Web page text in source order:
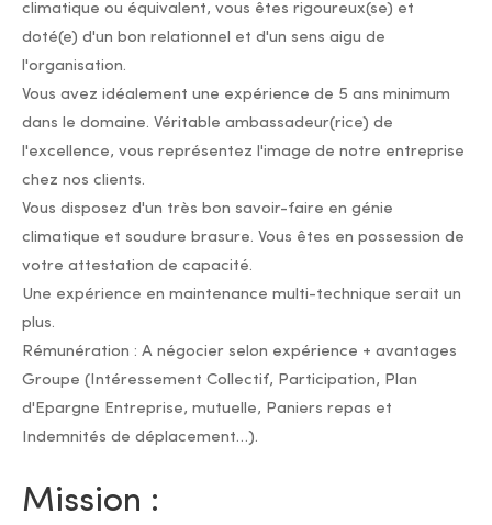
climatique ou équivalent, vous êtes rigoureux(se) et
doté(e) d'un bon relationnel et d'un sens aigu de
l'organisation.
Vous avez idéalement une expérience de 5 ans minimum
dans le domaine. Véritable ambassadeur(rice) de
l'excellence, vous représentez l'image de notre entreprise
chez nos clients.
Vous disposez d'un très bon savoir-faire en génie
climatique et soudure brasure. Vous êtes en possession de
votre attestation de capacité.
Une expérience en maintenance multi-technique serait un
plus.
Rémunération : A négocier selon expérience + avantages
Groupe (Intéressement Collectif, Participation, Plan
d'Epargne Entreprise, mutuelle, Paniers repas et
Indemnités de déplacement…).
Mission :